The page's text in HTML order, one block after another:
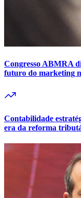
Congresso ABMRA
futuro do marketing
Contabilidade
era da reforma